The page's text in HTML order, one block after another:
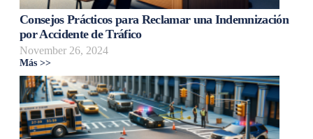
Consejos Prácticos para Reclamar una Indemnización
por Accidente de Tráfico
November 26, 2024
Más >>